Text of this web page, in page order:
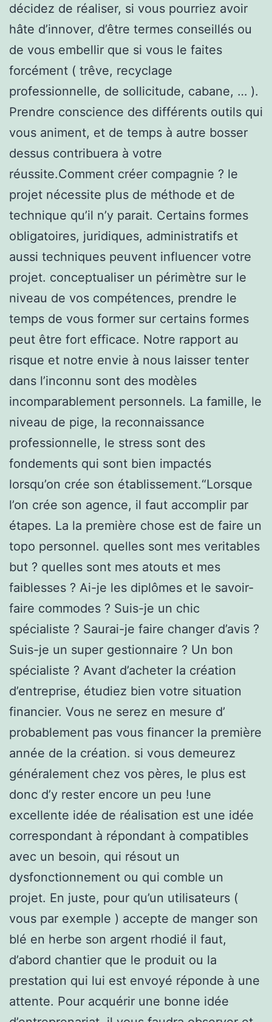
décidez de réaliser, si vous pourriez avoir
hâte d’innover, d’être termes conseillés ou
de vous embellir que si vous le faites
forcément ( trêve, recyclage
professionnelle, de sollicitude, cabane, … ).
Prendre conscience des différents outils qui
vous animent, et de temps à autre bosser
dessus contribuera à votre
réussite.Comment créer compagnie ? le
projet nécessite plus de méthode et de
technique qu’il n’y parait. Certains formes
obligatoires, juridiques, administratifs et
aussi techniques peuvent influencer votre
projet. conceptualiser un périmètre sur le
niveau de vos compétences, prendre le
temps de vous former sur certains formes
peut être fort efficace. Notre rapport au
risque et notre envie à nous laisser tenter
dans l’inconnu sont des modèles
incomparablement personnels. La famille, le
niveau de pige, la reconnaissance
professionnelle, le stress sont des
fondements qui sont bien impactés
lorsqu’on crée son établissement.“Lorsque
l’on crée son agence, il faut accomplir par
étapes. La la première chose est de faire un
topo personnel. quelles sont mes veritables
but ? quelles sont mes atouts et mes
faiblesses ? Ai-je les diplômes et le savoir-
faire commodes ? Suis-je un chic
spécialiste ? Saurai-je faire changer d’avis ?
Suis-je un super gestionnaire ? Un bon
spécialiste ? Avant d’acheter la création
d’entreprise, étudiez bien votre situation
financier. Vous ne serez en mesure d’
probablement pas vous financer la première
année de la création. si vous demeurez
généralement chez vos pères, le plus est
donc d’y rester encore un peu !une
excellente idée de réalisation est une idée
correspondant à répondant à compatibles
avec un besoin, qui résout un
dysfonctionnement ou qui comble un
projet. En juste, pour qu’un utilisateurs (
vous par exemple ) accepte de manger son
blé en herbe son argent rhodié il faut,
d’abord chantier que le produit ou la
prestation qui lui est envoyé réponde à une
attente. Pour acquérir une bonne idée